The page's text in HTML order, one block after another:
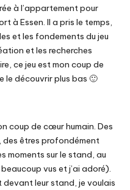
à l’appartement pour
à Essen. Il a pris le temps,
et les fondements du jeu
et les recherches
ce jeu est mon coup de
le découvrir plus bas 🙂
coup de cœur humain. Des
êtres profondément
moments sur le stand, au
vus et j’ai adoré).
devant leur stand, je voulais